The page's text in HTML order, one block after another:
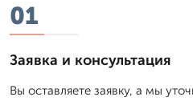
01
Заявка и консультация
Вы оставляете заявку, а мы